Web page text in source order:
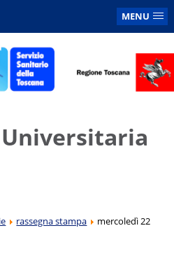
MENU
rassegna stampa
mercoledì 22